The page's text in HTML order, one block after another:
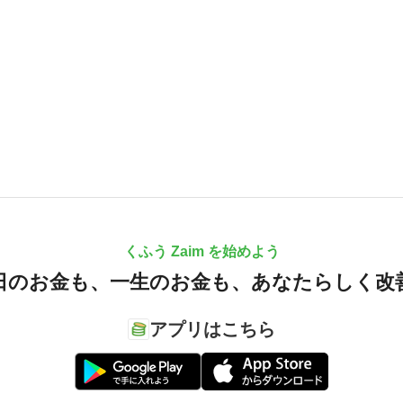
くふう Zaim を始めよう
のお金も、 一生のお金も、 あなたらしく改
アプリはこちら